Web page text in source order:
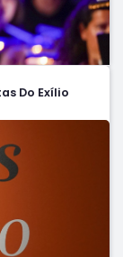
Do Exílio